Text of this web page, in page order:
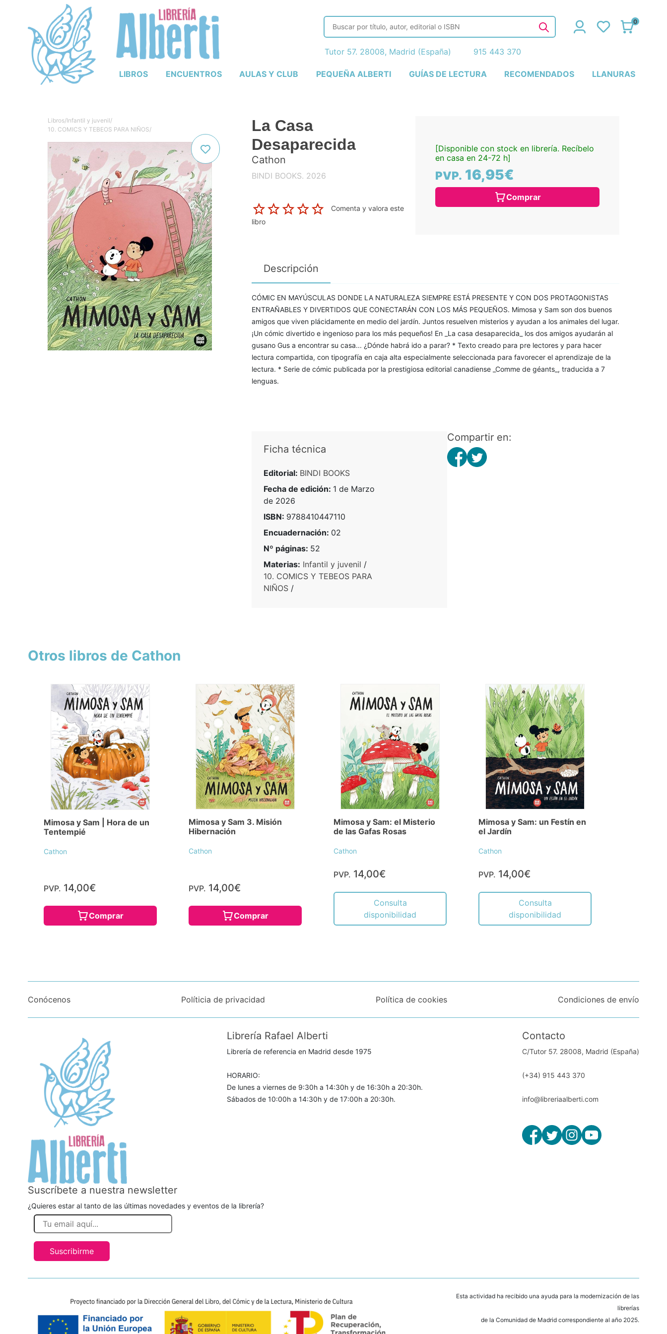
LIBROS ENCUENTROS AULAS Y CLUB PEQUEÑA ALBERTI GUÍAS DE LECTURA RECOMENDADOS LLANURAS
0
Tutor 57. 28008, Madrid (España) 915 443 370
Libros/Infantil y juvenil/
10. COMICS Y TEBEOS PARA NIÑOS/
La Casa
Desaparecida
Cathon
BINDI BOOKS. 2026
Comenta y valora este
libro
[Disponible con stock en librería. Recíbelo
en casa en 24-72 h]
PVP. 16,95€
Comprar
Descripción
CÓMIC EN MAYÚSCULAS DONDE LA NATURALEZA SIEMPRE ESTÁ PRESENTE Y CON DOS PROTAGONISTAS
ENTRAÑABLES Y DIVERTIDOS QUE CONECTARÁN CON LOS MÁS PEQUEÑOS. Mimosa y Sam son dos buenos
amigos que viven plácidamente en medio del jardín. Juntos resuelven misterios y ayudan a los animales del lugar.
¡Un cómic divertido e ingenioso para los más pequeños! En _La casa desaparecida_ los dos amigos ayudarán al
gusano Gus a encontrar su casa... ¿Dónde habrá ido a parar? * Texto creado para pre lectores y para hacer
lectura compartida, con tipografía en caja alta especialmente seleccionada para favorecer el aprendizaje de la
lectura. * Serie de cómic publicada por la prestigiosa editorial canadiense _Comme de géants_, traducida a 7
lenguas.
Ficha técnica
Editorial: BINDI BOOKS
Fecha de edición: 1 de Marzo
de 2026
ISBN: 9788410447110
Encuadernación: 02
Nº páginas: 52
Materias: Infantil y juvenil /
10. COMICS Y TEBEOS PARA
NIÑOS/
Compartir en:
Otros libros de Cathon
Mimosa y Sam | Hora de un
Tentempié
Cathon
PVP. 14,00€
Comprar
Mimosa y Sam 3. Misión
Hibernación
Cathon
PVP. 14,00€
Comprar
Mimosa y Sam: el Misterio
de las Gafas Rosas
Cathon
PVP. 14,00€
Consulta
disponibilidad
Mimosa y Sam: un Festín en
el Jardín
Cathon
PVP. 14,00€
Consulta
disponibilidad
Conócenos Políticia de privacidad Política de cookies Condiciones de envío
Librería Rafael Alberti
Librería de referencia en Madrid desde 1975
HORARIO:
De lunes a viernes de 9:30h a 14:30h y de 16:30h a 20:30h.
Sábados de 10:00h a 14:30h y de 17:00h a 20:30h.
Contacto
C/Tutor 57. 28008, Madrid (España)
(+34) 915 443 370
info@libreriaalberti.com
Suscríbete a nuestra newsletter
¿Quieres estar al tanto de las últimas novedades y eventos de la librería?
Suscribirme
Esta actividad ha recibido una ayuda para la modernización de las
librerías
de la Comunidad de Madrid correspondiente al año 2025.